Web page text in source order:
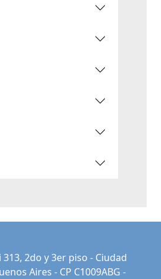
2do y 3er piso - Ciudad
Aires - CP C1009ABG -